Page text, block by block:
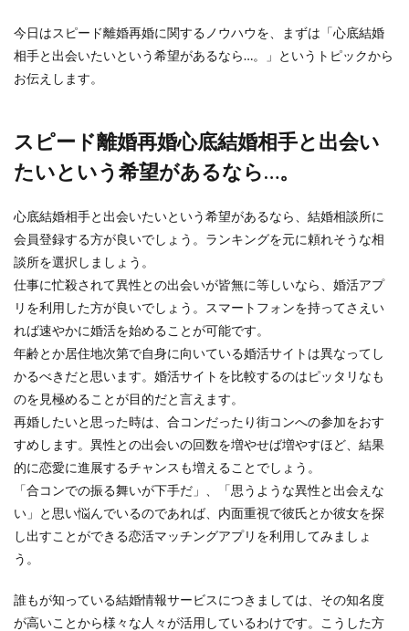
今日はスピード離婚再婚に関するノウハウを、まずは「心底結婚
相手と出会いたいという希望があるなら…。」というトピックから
お伝えします。
スピード離婚再婚心底結婚相手と出会い
たいという希望があるなら…。
心底結婚相手と出会いたいという希望があるなら、結婚相談所に
会員登録する方が良いでしょう。ランキングを元に頼れそうな相
談所を選択しましょう。
仕事に忙殺されて異性との出会いが皆無に等しいなら、婚活アプ
リを利用した方が良いでしょう。スマートフォンを持ってさえい
れば速やかに婚活を始めることが可能です。
年齢とか居住地次第で自身に向いている婚活サイトは異なってし
かるべきだと思います。婚活サイトを比較するのはピッタリなも
のを見極めることが目的だと言えます。
再婚したいと思った時は、合コンだったり街コンへの参加をおす
すめします。異性との出会いの回数を増やせば増やすほど、結果
的に恋愛に進展するチャンスも増えることでしょう。
「合コンでの振る舞いが下手だ」、「思うような異性と出会えな
い」と思い悩んでいるのであれば、内面重視で彼氏とか彼女を探
し出すことができる恋活マッチングアプリを利用してみましょ
う。
誰もが知っている結婚情報サービスにつきましては、その知名度
が高いことから様々な人々が活用しているわけです。こうした方